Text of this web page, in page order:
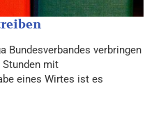
Bundesverbandes verbringen
mit
eines Wirtes ist es